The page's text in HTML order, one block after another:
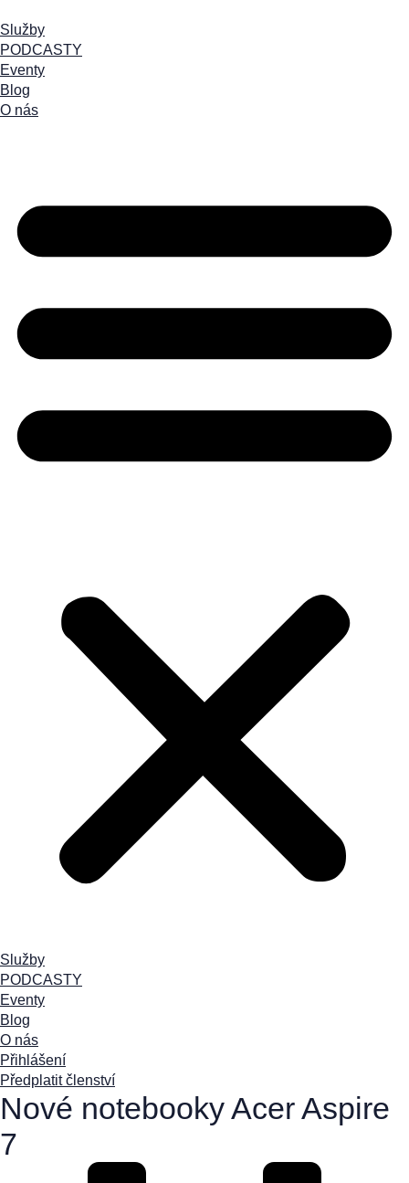
Služby
PODCASTY
Eventy
Blog
O nás
Služby
PODCASTY
Eventy
Blog
O nás
Přihlášení
Předplatit členství
Nové notebooky Acer Aspire
7